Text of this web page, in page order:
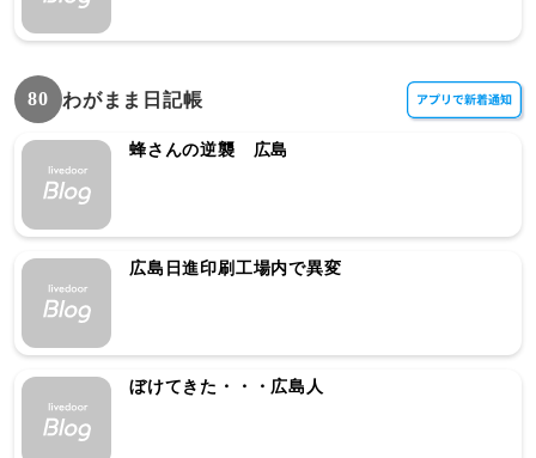
80 わがまま日記帳
蜂さんの逆襲 広島
広島日進印刷工場内で異変
ぼけてきた・・・広島人